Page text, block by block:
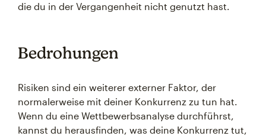
die du in der Vergangenheit nicht genutzt hast.
Bedrohungen
Risiken sind ein weiterer externer Faktor, der
normalerweise mit deiner Konkurrenz zu tun hat.
Wenn du eine Wettbewerbsanalyse durchführst,
kannst du herausfinden, was deine Konkurrenz tut,